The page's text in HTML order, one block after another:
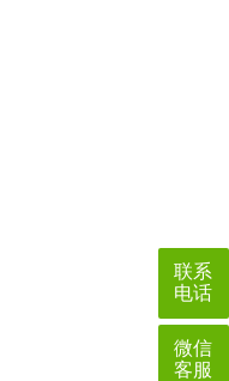
联系
电话
微信
客服